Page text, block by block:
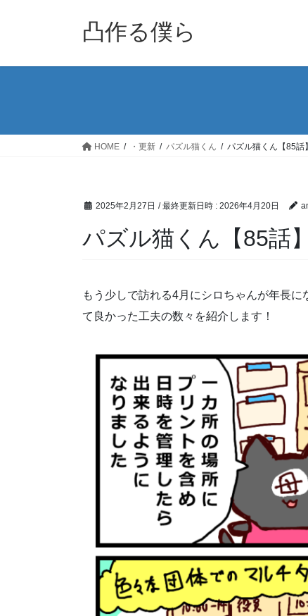
凸作る僕ら
HOME ・更新 パズル猫くん パズル猫くん【85話
2025年2月27日 / 最終更新日時 : 2026年4月20日
パズル猫くん【85話
もう少しで訪れる4月にシロちゃんが年長
て良かった工夫の数々を紹介します！